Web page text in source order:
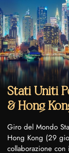
Stati Uniti
& Hong
Giro del Mondo
Hong Kong (29
collaborazione